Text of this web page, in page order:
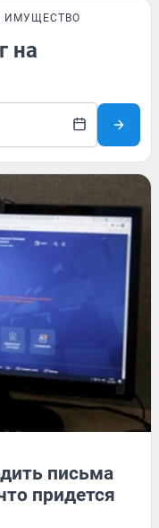
ИМУЩЕСТВО
на
письма
придется